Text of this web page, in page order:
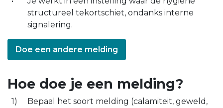
structureel tekortschiet, ondanks interne
signalering.
Doe een andere melding
Hoe doe je een melding?
Bepaal het soort melding (calamiteit, geweld,